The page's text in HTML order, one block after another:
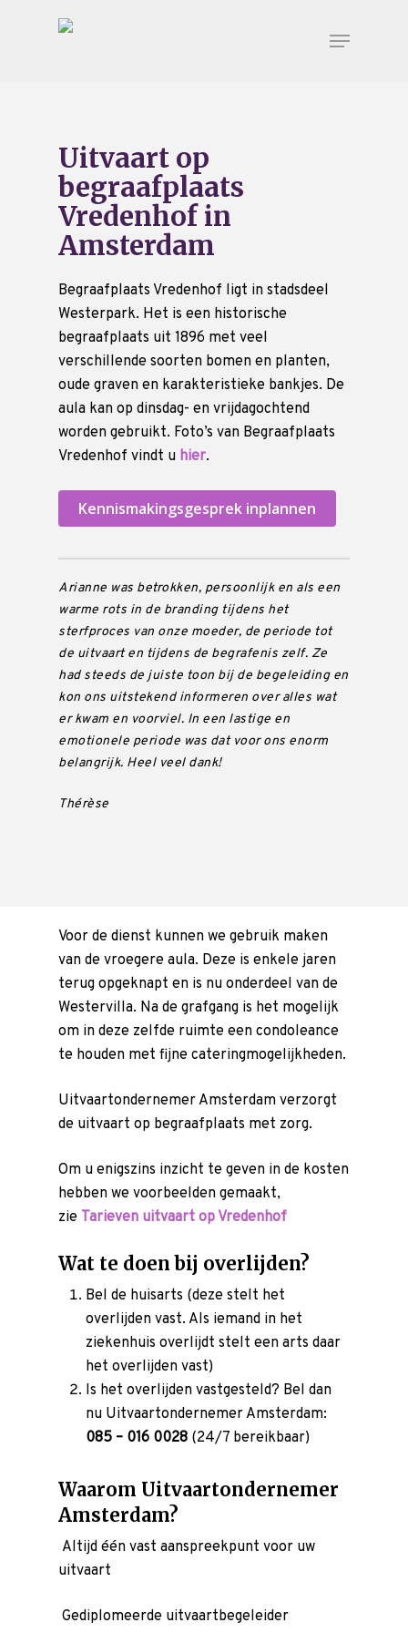
Uitvaart op
begraafplaats
Vredenhof in
Amsterdam
Begraafplaats Vredenhof ligt in stadsdeel
Westerpark. Het is een historische
begraafplaats uit 1896 met veel
verschillende soorten bomen en planten,
oude graven en karakteristieke bankjes. De
aula kan op dinsdag- en vrijdagochtend
worden gebruikt. Foto’s van Begraafplaats
Vredenhof vindt u hier.
Kennismakingsgesprek inplannen
Arianne was betrokken, persoonlijk en als een
warme rots in de branding tijdens het
sterfproces van onze moeder, de periode tot
de uitvaart en tijdens de begrafenis zelf. Ze
had steeds de juiste toon bij de begeleiding en
kon ons uitstekend informeren over alles wat
er kwam en voorviel. In een lastige en
emotionele periode was dat voor ons enorm
belangrijk. Heel veel dank!
Thérèse
Voor de dienst kunnen we gebruik maken
van de vroegere aula. Deze is enkele jaren
terug opgeknapt en is nu onderdeel van de
Westervilla. Na de grafgang is het mogelijk
om in deze zelfde ruimte een condoleance
te houden met fijne cateringmogelijkheden.
Uitvaartondernemer Amsterdam verzorgt
de uitvaart op begraafplaats met zorg.
Om u enigszins inzicht te geven in de kosten
hebben we voorbeelden gemaakt,
zie Tarieven uitvaart op Vredenhof
Wat te doen bij overlijden?
Bel de huisarts (deze stelt het
overlijden vast. Als iemand in het
ziekenhuis overlijdt stelt een arts daar
het overlijden vast)
Is het overlijden vastgesteld? Bel dan
nu Uitvaartondernemer Amsterdam:
085 – 016 0028 (24/7 bereikbaar)
Waarom Uitvaartondernemer
Amsterdam?
Altijd één vast aanspreekpunt voor uw
uitvaart
Gediplomeerde uitvaartbegeleiderVoor de uitvaart